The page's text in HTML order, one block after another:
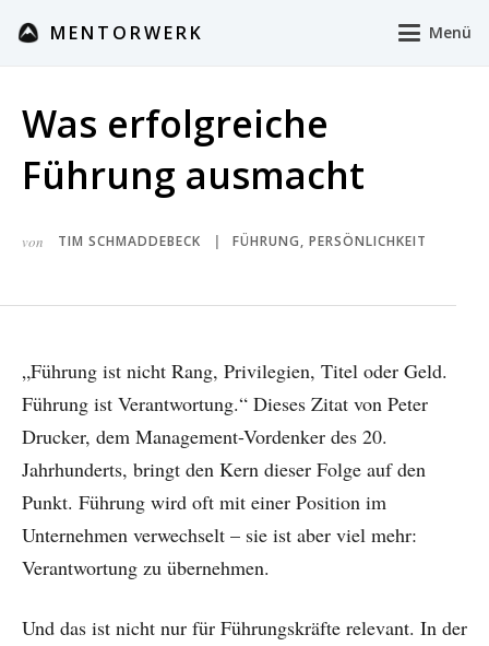
MENTORWERK Menü
Was erfolgreiche
Führung ausmacht
von TIM SCHMADDEBECK FÜHRUNG,PERSÖNLICHKEIT
„Führung ist nicht Rang, Privilegien, Titel oder Geld.
Führung ist Verantwortung.“ Dieses Zitat von Peter
Drucker, dem Management-Vordenker des 20.
Jahrhunderts, bringt den Kern dieser Folge auf den
Punkt. Führung wird oft mit einer Position im
Unternehmen verwechselt – sie ist aber viel mehr:
Verantwortung zu übernehmen.
Und das ist nicht nur für Führungskräfte relevant. In der